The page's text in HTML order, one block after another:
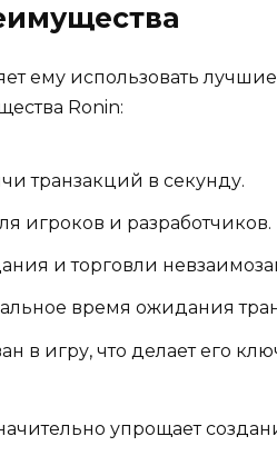
ему использовать
Ronin:
транзакций в секунду.
игроков и разработчиков.
и торговли
время ожидания
в игру, что делает его
упрощает